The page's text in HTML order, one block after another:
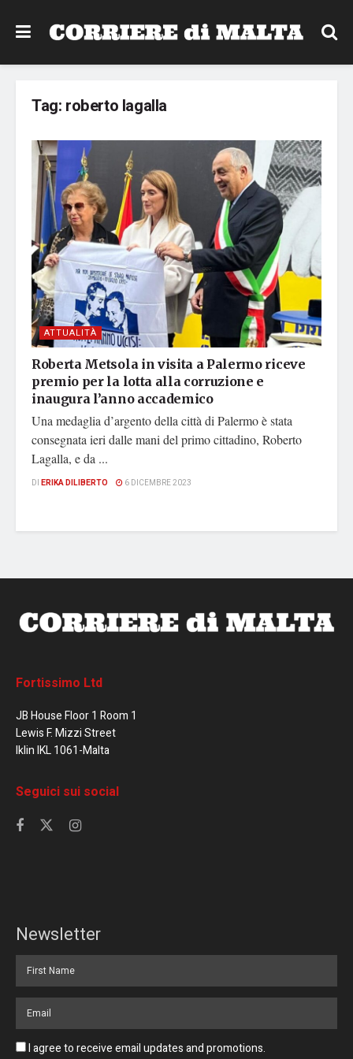
Tag: roberto lagalla
ATTUALITÀ
Roberta Metsola in visita a Palermo riceve
premio per la lotta alla corruzione e
inaugura l’anno accademico
Una medaglia d’argento della città di Palermo è stata
consegnata ieri dalle mani del primo cittadino, Roberto
Lagalla, e da ...
DI ERIKA DILIBERTO 6 DICEMBRE 2023
Fortissimo Ltd
JB House Floor 1 Room 1
Lewis F. Mizzi Street
Iklin IKL 1061-Malta
Seguici sui social
Newsletter
I agree to receive email updates and promotions.